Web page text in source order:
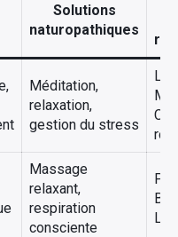
Solutions
naturopathiques
Méditation,
relaxation,
gestion du stress
Massage
relaxant,
respiration
consciente